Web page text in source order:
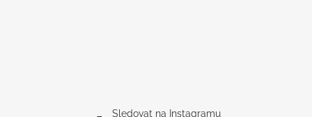
Sledovat na Instagramu